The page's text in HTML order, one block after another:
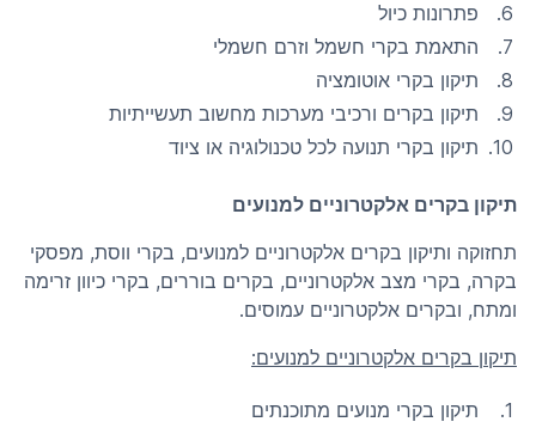
פתרונות כיול
התאמת בקרי חשמל וזרם חשמלי
תיקון בקרי אוטומציה
תיקון בקרים ורכיבי מערכות מחשוב תעשייתיות
תיקון בקרי תנועה לכל טכנולוגיה או ציוד
תיקון בקרים אלקטרוניים למנועים
תחזוקה ותיקון בקרים אלקטרוניים למנועים, בקרי ווסת, מפסקי
בקרה, בקרי מצב אלקטרוניים, בקרים בוררים, בקרי כיוון זרימה
ומתח, ובקרים אלקטרוניים עמוסים.
תיקון בקרים אלקטרוניים למנועים:
תיקון בקרי מנועים מתוכנתים